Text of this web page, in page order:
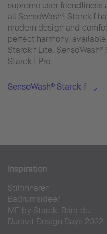
supreme user
all SensoWash® Starck f
modern design and
perfect harmony,
Starck f Lite,
Starck f Pro.
SensoWash® Starck f
Inspiration
Stilfinnaren
Badrumsidéer
ME by Starck. Bara du.
Duravit Design Days 2022